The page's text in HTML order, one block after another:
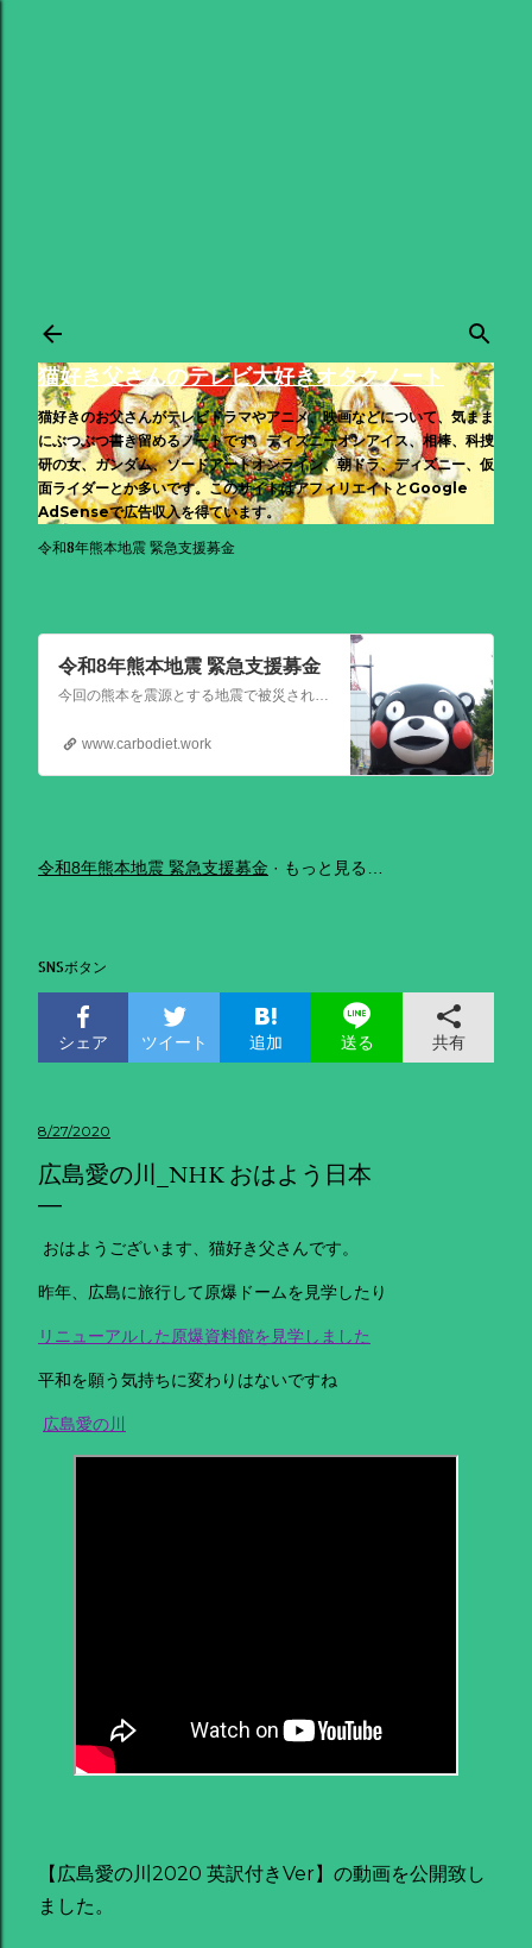
猫好き父さんのテレビ大好きオタクノート
猫好きのお父さんがテレビドラマやアニメ、映画などについて、気まま
にぶつぶつ書き留めるノートです。ディズニーオンアイス、相棒、科捜
研の女、ガンダム、ソードアートオンライン、朝ドラ、ディズニー、仮
面ライダーとか多いです。このサイトはアフィリエイトとGoogle
AdSenseで広告収入を得ています。
令和8年熊本地震 緊急支援募金
令和8年熊本地震 緊急支援募金
今回の熊本を震源とする地震で被災された皆さままだまだ余震も続き大変な時間を過ごされていると思います。心よりお見舞い申し上げます
www.carbodiet.work
令和8年熊本地震 緊急支援募金 もっと見る…
SNSボタン
シェア ツイート 追加 送る 共有
8/27/2020
広島愛の川_NHK おはよう日本
おはようございます、猫好き父さんです。
昨年、広島に旅行して原爆ドームを見学したり
リニューアルした原爆資料館を見学しました
平和を願う気持ちに変わりはないですね
広島愛の川
【広島愛の川2020 英訳付きVer】の動画を公開致し
ました。